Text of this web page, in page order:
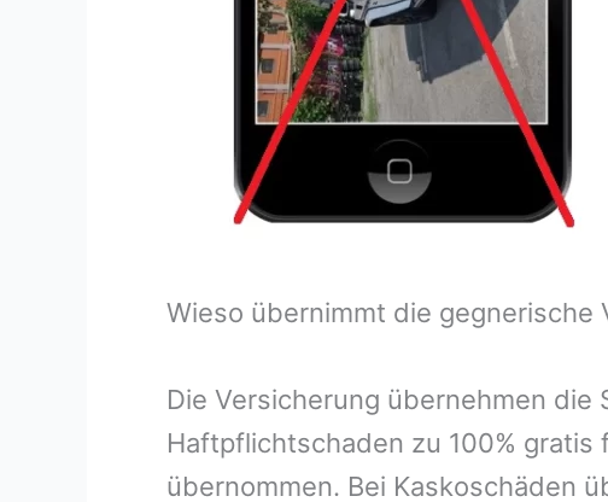
Wieso übernimmt die gegnerische
Die Versicherung übernehmen
Haftpflichtschaden zu 100%
übernommen. Bei Kaskoschäden